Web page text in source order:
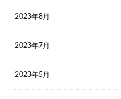
2023年8月
2023年7月
2023年5月